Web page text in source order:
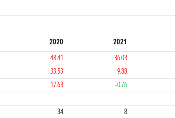
2020 2021
48.41 36.03
33.53 9.88
17.63 -0.76
1 3
34 8